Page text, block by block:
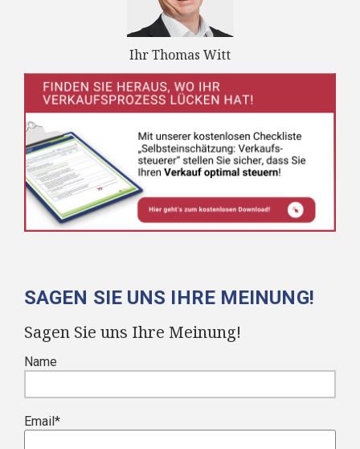
Ihr Thomas Witt
SAGEN SIE UNS IHRE MEINUNG!
Sagen Sie uns Ihre Meinung!
Name
Email*